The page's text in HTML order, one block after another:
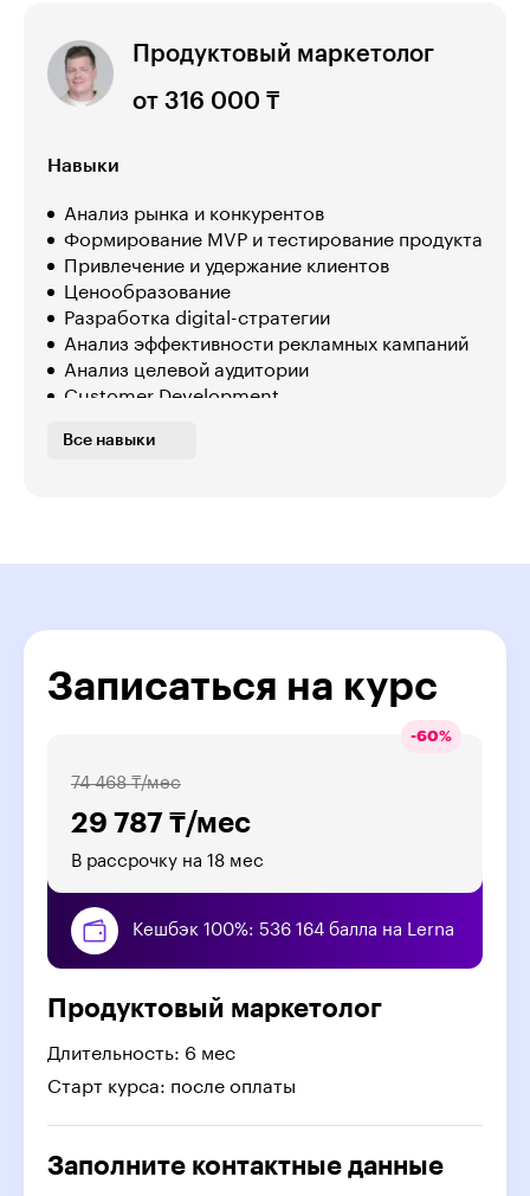
Продуктовый маркетолог
от 316 000 ₸
Навыки
Анализ рынка и конкурентов
Формирование MVP и тестирование продукта
Привлечение и удержание клиентов
Ценообразование
Разработка digital-стратегии
Анализ эффективности рекламных кампаний
Анализ целевой аудитории
Customer Development
Стратегическое позиционирование продукта
Все навыки
Записаться на курс
-60%
29 787 ₸/мес
74 468 ₸/мес
В рассрочку на 18 мес
Кешбэк 100%: 536 164 балла на Lerna
Продуктовый маркетолог
Длительность: 6 мес
Старт курса: после оплаты
Заполните контактные данные